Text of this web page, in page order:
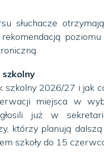
słuchacze
2026/27 i jak
miejsca w
już w
którzy planują
szkoły do 15